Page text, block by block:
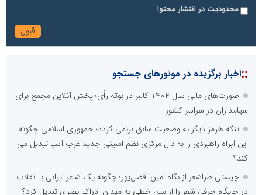
محدودیت در انتشار محتوا
::اخبار برگزیده در موتورهای جستجو
صورت‌های مالی سال ۱۴۰۴ کالبر در بوته رأی؛ پخش آنلاین مجمع برای
سهامداران در سراسر کشور
تنگه هرمز دیگر به وضعیت سابق برنمی گردد؛ جمهوری اسلامی چگونه
این آبراه راهبردی را به دال مرکزی نظم امنیتی جدید غرب آسیا تبدیل می
کند؟
چیستی طراشعر از نگاه امین افضل‌پور؛ چگونه یک شاعر ایرانی با انقلاب
در جایگاه حرف، شعر را از متن خطی به میدان ادراک بصری تبدیل کرد؟